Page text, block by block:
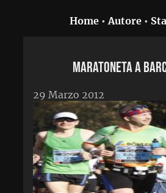
Home•Autore•
Maratoneta a
29 Marzo 2012